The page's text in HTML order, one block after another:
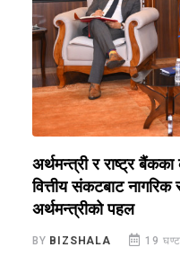
अर्थमन्त्री र राष्ट्र
वित्तीय संकटबाट नागरिक
अर्थमन्त्रीको पहल
BY BIZSHALA 19